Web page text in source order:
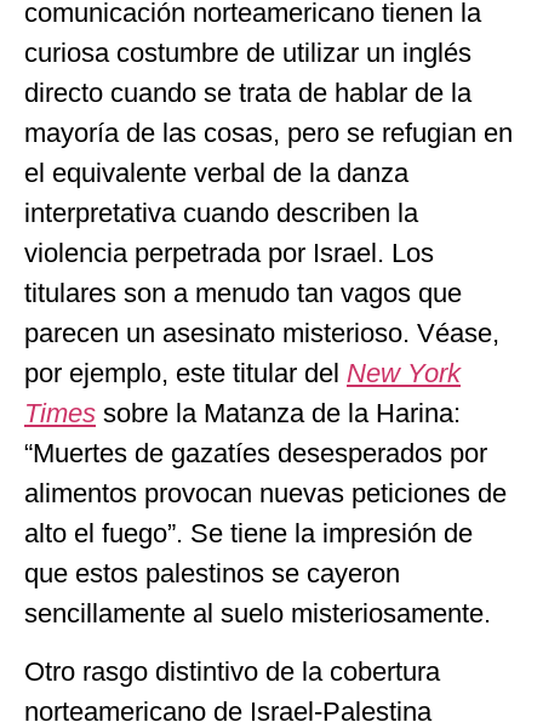
comunicación norteamericano tienen la
curiosa costumbre de utilizar un inglés
directo cuando se trata de hablar de la
mayoría de las cosas, pero se refugian en
el equivalente verbal de la danza
interpretativa cuando describen la
violencia perpetrada por Israel. Los
titulares son a menudo tan vagos que
parecen un asesinato misterioso. Véase,
por ejemplo, este titular del New York
Times sobre la Matanza de la Harina:
“Muertes de gazatíes desesperados por
alimentos provocan nuevas peticiones de
alto el fuego”. Se tiene la impresión de
que estos palestinos se cayeron
sencillamente al suelo misteriosamente.
Otro rasgo distintivo de la cobertura
norteamericano de Israel-Palestina